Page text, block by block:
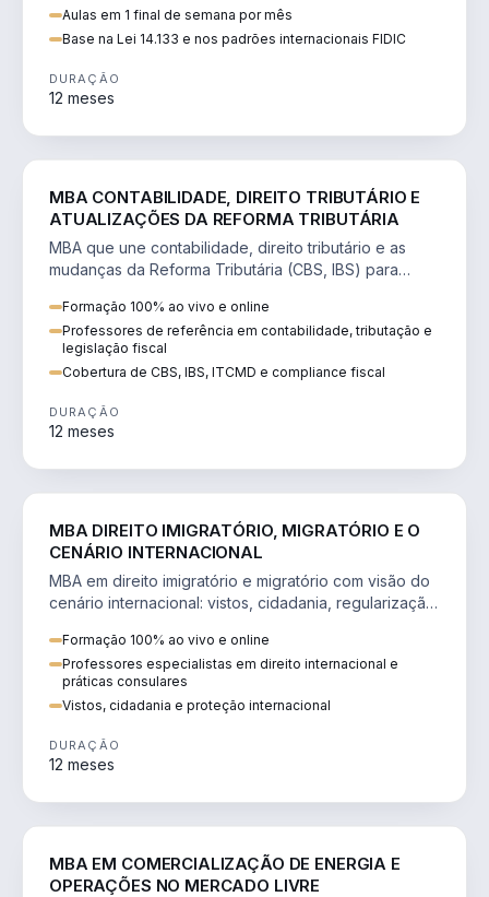
Aulas em 1 final de semana por mês
Base na Lei 14.133 e nos padrões internacionais FIDIC
DURAÇÃO
12 meses
MBA CONTABILIDADE, DIREITO TRIBUTÁRIO E
ATUALIZAÇÕES DA REFORMA TRIBUTÁRIA
MBA que une contabilidade, direito tributário e as
mudanças da Reforma Tributária (CBS, IBS) para
Formação 100% ao vivo e online
Professores de referência em contabilidade, tributação e
legislação fiscal
Cobertura de CBS, IBS, ITCMD e compliance fiscal
DURAÇÃO
12 meses
MBA DIREITO IMIGRATÓRIO, MIGRATÓRIO E O
CENÁRIO INTERNACIONAL
MBA em direito imigratório e migratório com visão do
cenário internacional: vistos, cidadania, regularização
Formação 100% ao vivo e online
Professores especialistas em direito internacional e
práticas consulares
Vistos, cidadania e proteção internacional
DURAÇÃO
12 meses
MBA EM COMERCIALIZAÇÃO DE ENERGIA E
OPERAÇÕES NO MERCADO LIVRE